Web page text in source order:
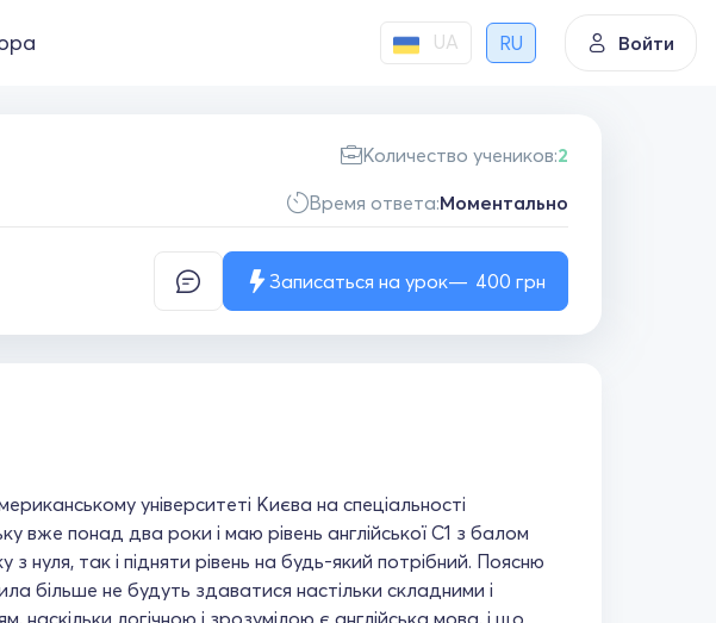
UA RU Войти
Количество учеников:2
Время ответа:Моментально
Записаться на урок 400 грн
університеті Києва на спеціальності
вже понад два роки і маю рівень англійської С1 з балом
нуля, так і підняти рівень на будь-який потрібний. Поясню
більше не будуть здаватися настільки складними і
логічною і зрозумілою є англійська мова, і що